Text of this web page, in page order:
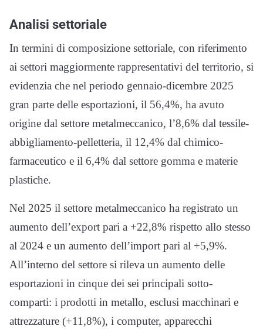
Analisi settoriale
In termini di composizione settoriale, con riferimento
ai settori maggiormente rappresentativi del territorio, si
evidenzia che nel periodo gennaio-dicembre 2025
gran parte delle esportazioni, il 56,4%, ha avuto
origine dal settore metalmeccanico, l’8,6% dal tessile-
abbigliamento-pelletteria, il 12,4% dal chimico-
farmaceutico e il 6,4% dal settore gomma e materie
plastiche.
Nel 2025 il settore metalmeccanico ha registrato un
aumento dell’export pari a +22,8% rispetto allo stesso
al 2024 e un aumento dell’import pari al +5,9%.
All’interno del settore si rileva un aumento delle
esportazioni in cinque dei sei principali sotto-
comparti: i prodotti in metallo, esclusi macchinari e
attrezzature (+11,8%), i computer, apparecchi